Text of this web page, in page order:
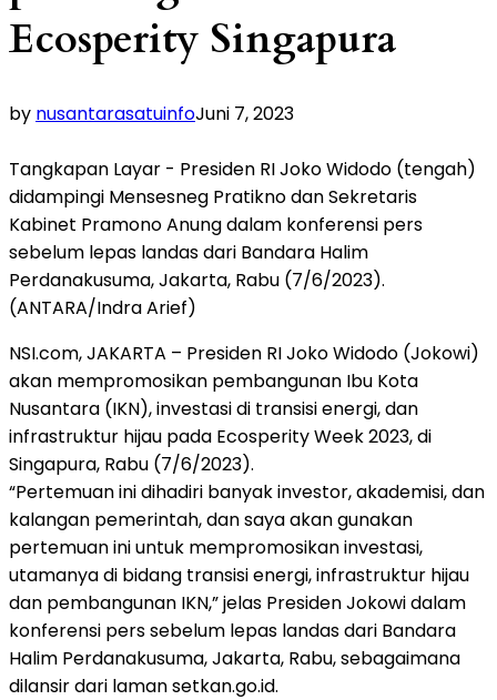
Ecosperity Singapura
by nusantarasatuinfoJuni 7, 2023
Tangkapan Layar - Presiden RI Joko Widodo (tengah)
didampingi Mensesneg Pratikno dan Sekretaris
Kabinet Pramono Anung dalam konferensi pers
sebelum lepas landas dari Bandara Halim
Perdanakusuma, Jakarta, Rabu (7/6/2023).
(ANTARA/Indra Arief)
NSI.com, JAKARTA – Presiden RI Joko Widodo (Jokowi)
akan mempromosikan pembangunan Ibu Kota
Nusantara (IKN), investasi di transisi energi, dan
infrastruktur hijau pada Ecosperity Week 2023, di
Singapura, Rabu (7/6/2023).
“Pertemuan ini dihadiri banyak investor, akademisi, dan
kalangan pemerintah, dan saya akan gunakan
pertemuan ini untuk mempromosikan investasi,
utamanya di bidang transisi energi, infrastruktur hijau
dan pembangunan IKN,” jelas Presiden Jokowi dalam
konferensi pers sebelum lepas landas dari Bandara
Halim Perdanakusuma, Jakarta, Rabu, sebagaimana
dilansir dari laman setkan.go.id.